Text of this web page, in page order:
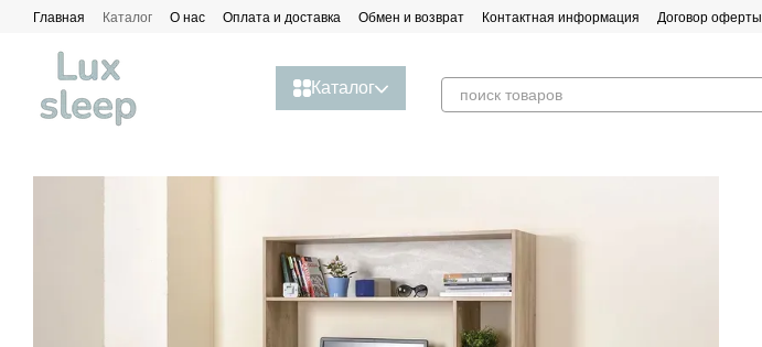
Перейти к основному контенту
Главная Каталог О нас Оплата и доставка Обмен и возврат Контактная информация Договор оферты
Каталог